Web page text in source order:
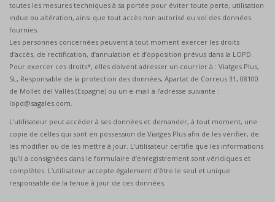
toutes les mesures techniques à sa portée pour éviter toute perte, utilisation
indue ou altération, ainsi que tout accès non autorisé ou vol des données
fournies.
Les personnes concernées peuvent à tout moment exercer les droits
d’accès, de rectification, d’annulation et d’opposition prévus dans la LOPD.
Pour exercer ces droits*, elles doivent adresser un courrier à : Viatges Plus,
SL, Responsable de la protection des données, Apartat de Correus 31, 08100
de Mollet del Vallès (Espagne) ou un e-mail à l’adresse suivante :
lopd@sagales.com.
L'utilisateur peut accéder à ses données et demander, à tout moment, une
copie de celles qui sont en possession de Viatges Plus afin de les vérifier, de
les modifier ou de les mettre à jour. L’utilisateur certifie que les informations
qu’il a consignées dans le formulaire d’enregistrement sont véridiques et
complètes. L’utilisateur accepte également d’être le seul et unique
responsable de la tenue à jour de ces données.